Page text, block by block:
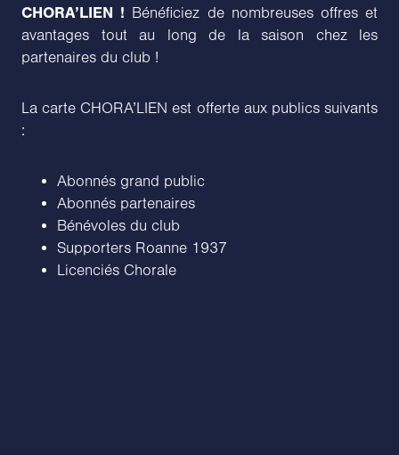
CHORA’LIEN ! Bénéficiez de nombreuses offres et
avantages tout au long de la saison chez les
partenaires du club !
La carte CHORA’LIEN est offerte aux publics suivants
:
Abonnés grand public
Abonnés partenaires
Bénévoles du club
Supporters Roanne 1937
Licenciés Chorale